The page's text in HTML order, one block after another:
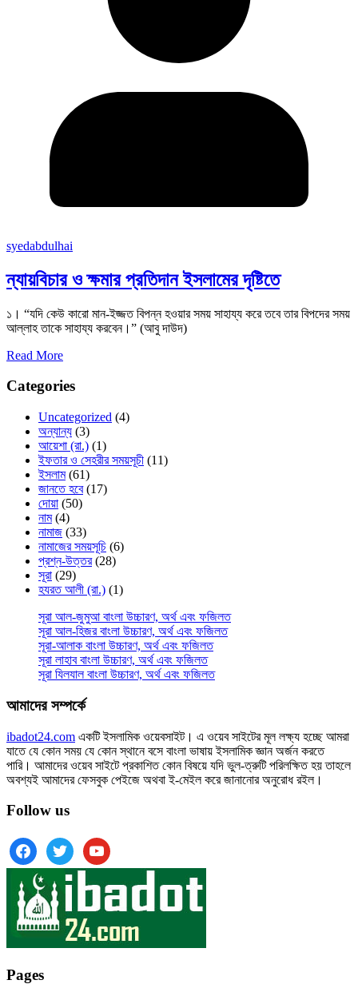
syedabdulhai
ন্যায়বিচার ও ক্ষমার প্রতিদান ইসলামের দৃষ্টিতে
১। “যদি কেউ কারো মান-ইজ্জত বিপন্ন হওয়ার সময় সাহায্য করে তবে তার বিপদের সময়
আল্লাহ তাকে সাহায্য করবেন।” (আবু দাউদ)
Read More
Categories
Uncategorized (4)
অন্যান্য (3)
আয়েশা (রা.) (1)
ইফতার ও সেহরীর সময়সূচী (11)
ইসলাম(61)
জানতে হবে(17)
দোয়া (50)
নাম(4)
নামাজ (33)
নামাজের সময়সূচি (6)
প্রশ্ন-উত্তর(28)
সূরা (29)
হযরত আলী (রা.) (1)
সূরা আল-জুমুআ বাংলা উচ্চারণ, অর্থ এবং ফজিলত
সূরা আল-হিজর বাংলা উচ্চারণ, অর্থ এবং ফজিলত
সূরা-আলাক বাংলা উচ্চারণ, অর্থ এবং ফজিলত
সূরা লাহাব‌‌‌ বাংলা উচ্চারণ, অর্থ এবং ফজিলত
সূরা যিলযাল বাংলা উচ্চারণ, অর্থ এবং ফজিলত
আমাদের সম্পর্কে
ibadot24.com একটি ইসলামিক ওয়েবসাইট। এ ওয়েব সাইটের মূল লক্ষ্য হচ্ছে আমরা
যাতে যে কোন সময় যে কোন স্থানে বসে বাংলা ভাষায় ইসলামিক জ্ঞান অর্জন করতে
পারি। আমাদের ওয়েব সাইটে প্রকাশিত কোন বিষয়ে যদি ভুল-ত্রুটি পরিলক্ষিত হয় তাহলে
অবশ্যই আমাদের ফেসবুক পেইজে অথবা ই-মেইল করে জানানোর অনুরোধ রইল।
Follow us
facebooktwitter youtube
Pages